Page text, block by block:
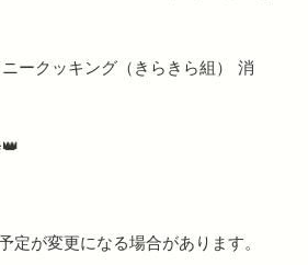
ークッキング（きらきら組） 消
定が変更になる場合があります。